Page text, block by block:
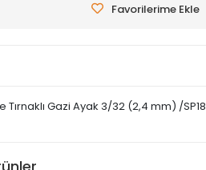
Favorilerime Ekle
Tırnaklı Gazi Ayak 3/32 (2,4 mm) /SP18